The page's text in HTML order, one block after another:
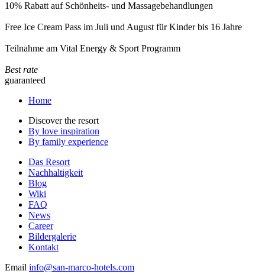
10% Rabatt auf Schönheits- und Massagebehandlungen
Free Ice Cream Pass im Juli und August für Kinder bis 16 Jahre
Teilnahme am Vital Energy & Sport Programm
Best rate
guaranteed
Home
Discover the resort
By love inspiration
By family experience
Das Resort
Nachhaltigkeit
Blog
Wiki
FAQ
News
Career
Bildergalerie
Kontakt
Email info@san-marco-hotels.com